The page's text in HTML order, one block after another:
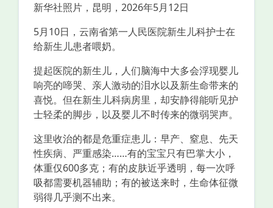
新华社照片，昆明，2026年5月12日
5月10日，云南省第一人民医院新生儿科护士在
给新生儿患者喂奶。
提起医院的新生儿，人们脑海中大多会浮现婴儿
响亮的啼哭、亲人激动的泪水以及新生命带来的
喜悦。但在新生儿科病房里，却安静得能听见护
士轻柔的脚步，以及婴儿不时传来的微弱哭声。
这里收治的都是危重症患儿：早产、窒息、先天
性疾病、严重感染……有的宝宝只有巴掌大小，
体重仅600多克；有的皮肤近乎透明，每一次呼
吸都需要机器辅助；有的被送来时，生命体征微
弱得几乎测不出来。